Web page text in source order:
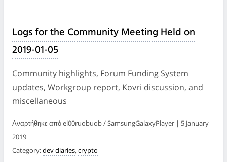
Logs for the Community Meeting Held on
2019-01-05
Community highlights, Forum Funding System
updates, Workgroup report, Kovri discussion, and
miscellaneous
Αναρτήθηκε από el00ruobuob / SamsungGalaxyPlayer | 5 January
2019
Category:dev diaries, crypto